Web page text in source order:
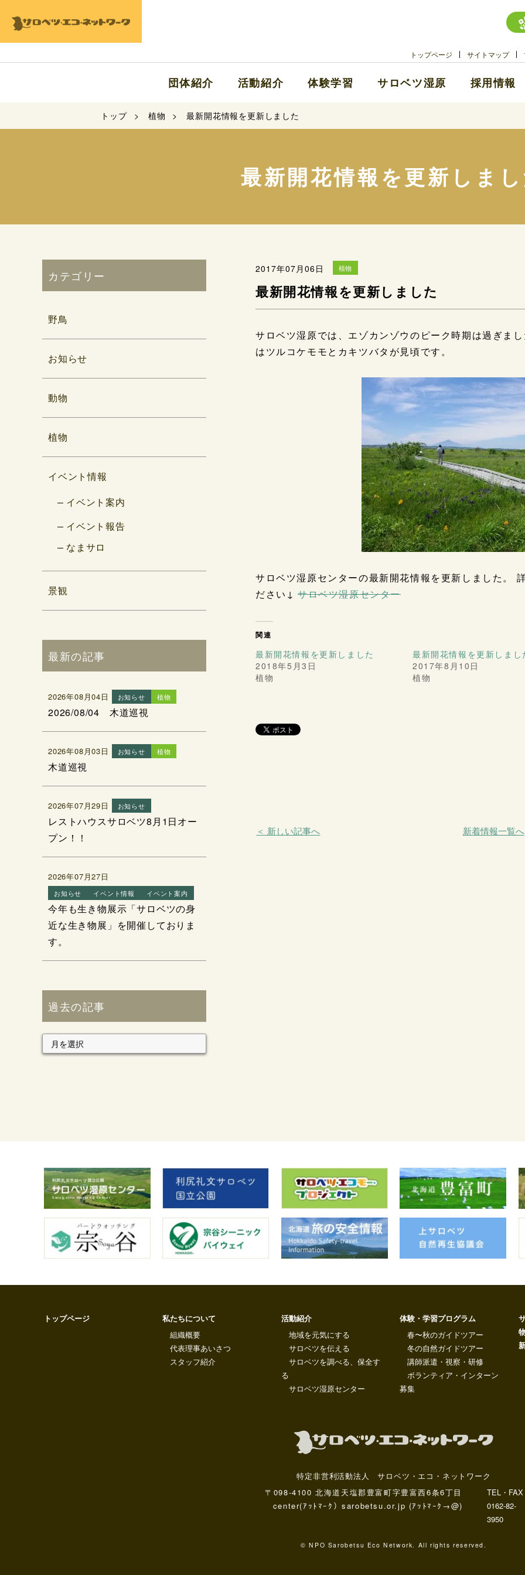
トップページ サイトマップ
団体紹介 活動紹介 体験学習 サロベツ湿原 採用情報
トップ 植物 最新開花情報を更新しました
最新開花情報を更新しまし
2017年07月06日 植物
最新開花情報を更新しました
サロベツ湿原では、エゾカンゾウのピーク時期は過ぎま
はツルコケモモとカキツバタが見頃です。
サロベツ湿原センターの最新開花情報を更新しました。
ださい↓ サロベツ湿原センター
関連
最新開花情報を更新しました
2018年5月3日
植物
最新開花情報を更新しまし
2017年8月10日
植物
＜ 新しい記事へ 新着情報一覧へ
カテゴリー
野鳥
お知らせ
動物
植物
イベント情報
イベント案内
イベント報告
なまサロ
景観
最新の記事
2026年08月04日 お知らせ 植物
2026/08/04 木道巡視
2026年08月03日 お知らせ 植物
木道巡視
2026年07月29日 お知らせ
レストハウスサロベツ8月1日オー
プン！！
2026年07月27日
お知らせ イベント情報 イベント案内
今年も生き物展示「サロベツの身
近な生き物展」を開催しておりま
す。
過去の記事
トップページ
私たちについて
組織概要
代表理事あいさつ
スタッフ紹介
活動紹介
地域を元気にする
サロベツを伝える
サロベツを調べる、保全す
る
サロベツ湿原センター
体験・学習プログラム
春〜秋のガイドツアー
冬の自然ガイドツアー
講師派遣・視察・研修
ボランティア・インターン
募集
特定非営利活動法人 サロベツ・エコ・ネットワーク
〒098-4100 北海道天塩郡豊富町字豊富西6条6丁目
center(ｱｯﾄﾏｰｸ）sarobetsu.or.jp (ｱｯﾄﾏｰｸ→@)
TEL・FAX
0162-82-
3950
© NPO Sarobetsu Eco Network. All rights reserved.